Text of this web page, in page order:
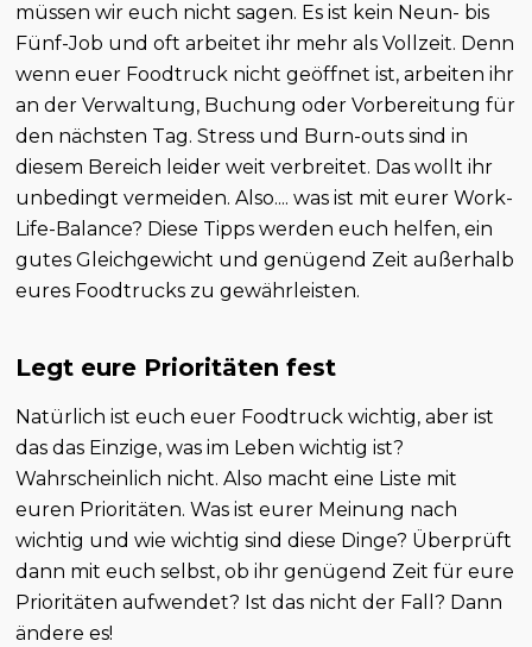
müssen wir euch nicht sagen. Es ist kein Neun- bis
Fünf-Job und oft arbeitet ihr mehr als Vollzeit. Denn
wenn euer Foodtruck nicht geöffnet ist, arbeiten ihr
an der Verwaltung, Buchung oder Vorbereitung für
den nächsten Tag. Stress und Burn-outs sind in
diesem Bereich leider weit verbreitet. Das wollt ihr
unbedingt vermeiden. Also.... was ist mit eurer Work-
Life-Balance? Diese Tipps werden euch helfen, ein
gutes Gleichgewicht und genügend Zeit außerhalb
eures Foodtrucks zu gewährleisten.
Legt eure Prioritäten fest
Natürlich ist euch euer Foodtruck wichtig, aber ist
das das Einzige, was im Leben wichtig ist?
Wahrscheinlich nicht. Also macht eine Liste mit
euren Prioritäten. Was ist eurer Meinung nach
wichtig und wie wichtig sind diese Dinge? Überprüft
dann mit euch selbst, ob ihr genügend Zeit für eure
Prioritäten aufwendet? Ist das nicht der Fall? Dann
ändere es!